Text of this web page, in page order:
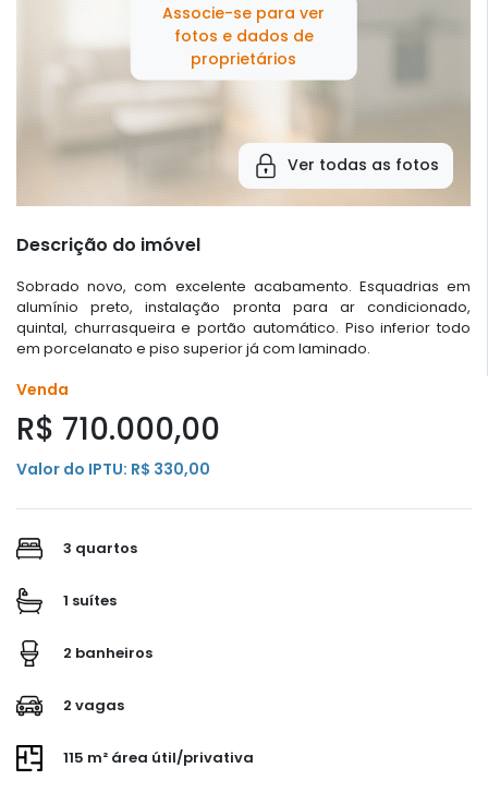
Associe-se para ver
fotos e dados de
proprietários
Ver todas as fotos
Descrição do imóvel
Sobrado novo, com excelente acabamento. Esquadrias em
alumínio preto, instalação pronta para ar condicionado,
quintal, churrasqueira e portão automático. Piso inferior todo
em porcelanato e piso superior já com laminado.
Venda
R$ 710.000,00
Valor do IPTU: R$ 330,00
3 quartos
1 suítes
2 banheiros
2 vagas
115 m² área útil/privativa